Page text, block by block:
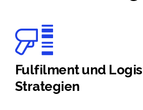
Fulfilment und
Strategien